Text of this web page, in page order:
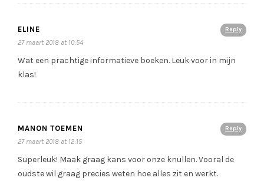
Reply
ELINE
27 maart 2018 at 10:54
Wat een prachtige informatieve boeken. Leuk voor in mijn
klas!
Reply
MANON TOEMEN
27 maart 2018 at 12:15
Superleuk! Maak graag kans voor onze knullen. Vooral de
oudste wil graag precies weten hoe alles zit en werkt.